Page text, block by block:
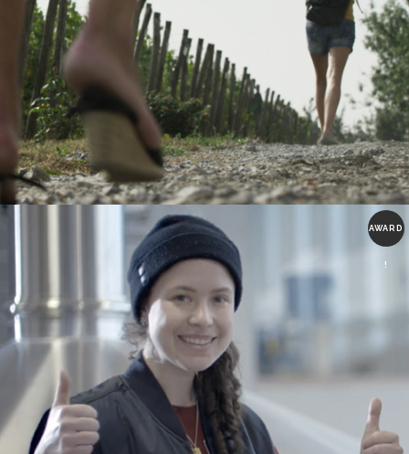
AWARD
!